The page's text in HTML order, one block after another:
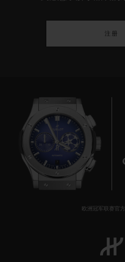
注册
欧洲冠军联赛官